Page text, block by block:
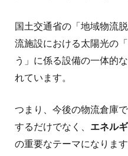
国土交通省の「地域物流
流施設における太陽光の
う」に係る設備の一体的
れています。
つまり、今後の物流倉庫
するだけでなく、 エネル
の重要なテーマになります